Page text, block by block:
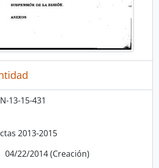
13-15-431
2013-2015
04/22/2014 (Creación)